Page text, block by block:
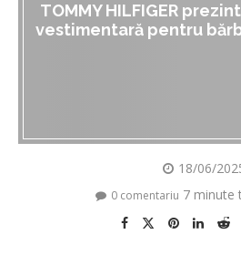
TOMMY HILFIGER
vestimentară pentru
18/06/
0 comentariu 7 minute